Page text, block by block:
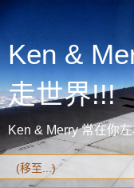
Ken &
走世界!!!
Ken & Merry 常在你